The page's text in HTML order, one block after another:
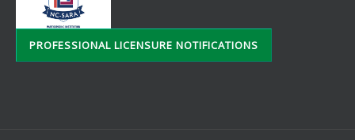
PROFESSIONAL LICENSURE NOTIFICATIONS